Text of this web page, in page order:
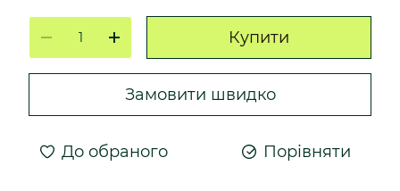
Купити
Замовити швидко
До обраного Порівняти